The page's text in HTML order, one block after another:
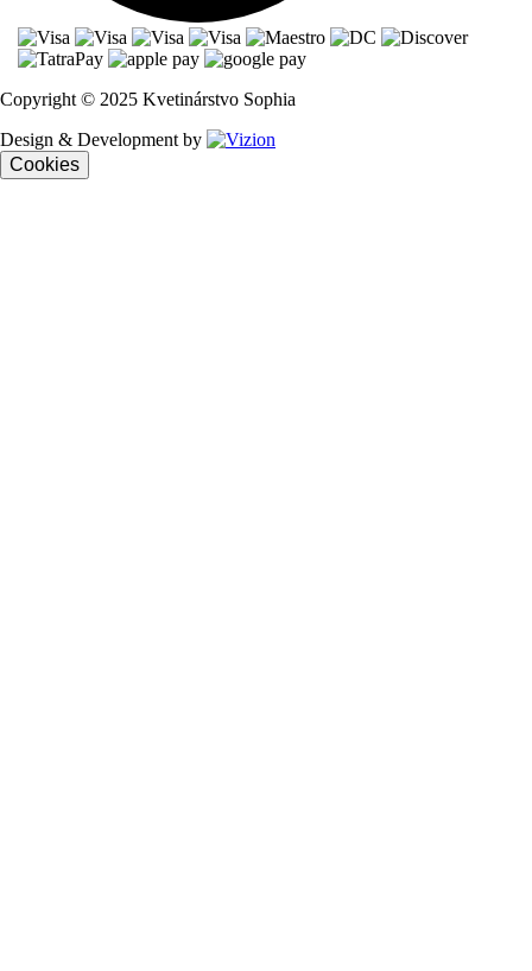
Copyright © 2025 Kvetinárstvo Sophia
Design & Development by
Cookies